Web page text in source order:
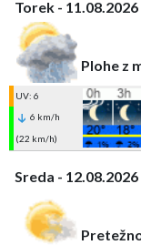
Torek - 11.08.2026
Plohe z
UV: 6
6 km/h
(22 km/h)
Sreda - 12.08.2026